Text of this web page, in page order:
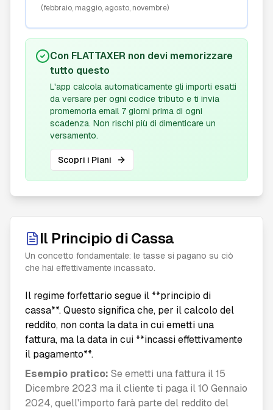
(febbraio, maggio, agosto, novembre)
Con FLATTAXER non devi memorizzare
tutto questo
L'app calcola automaticamente gli importi esatti
da versare per ogni codice tributo e ti invia
promemoria email 7 giorni prima di ogni
scadenza. Non rischi più di dimenticare un
versamento.
Scopri i Piani
Il Principio di Cassa
Un concetto fondamentale: le tasse si pagano su ciò
che hai effettivamente incassato.
Il regime forfettario segue il **principio di
cassa**. Questo significa che, per il calcolo del
reddito, non conta la data in cui emetti una
fattura, ma la data in cui **incassi effettivamente
il pagamento**.
Esempio pratico: Se emetti una fattura il 15
Dicembre 2023 ma il cliente ti paga il 10 Gennaio
2024, quell'importo farà parte del reddito del